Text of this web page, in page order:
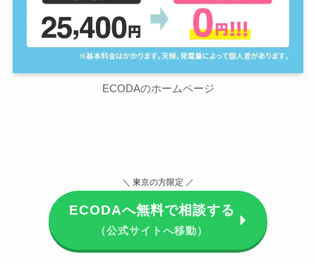
ECODAのホームページ
＼ 東京の方限定 ／
ECODAへ無料で相談する
（公式サイトへ移動）